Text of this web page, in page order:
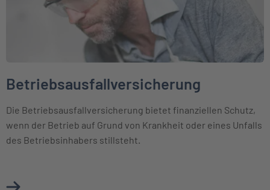
Betriebsausfallversicherung
Die Betriebsausfallversicherung bietet finanziellen Schutz,
wenn der Betrieb auf Grund von Krankheit oder eines Unfalls
des Betriebsinhabers stillsteht.
Mehr über Betriebsausfallversicherung erfahren